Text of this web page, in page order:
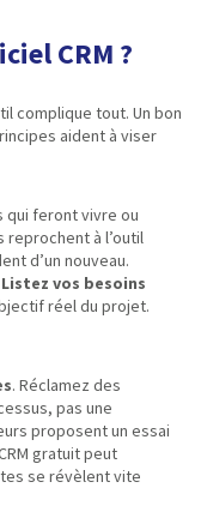
CRM ?
complique tout. Un bon
aident à viser
qui feront vivre ou
reprochent à l’outil
d’un nouveau.
Listez vos besoins
réel du projet.
. Réclamez des
pas une
proposent un essai
gratuit peut
se révèlent vite